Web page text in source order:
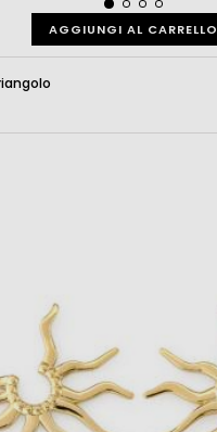
AGGIUNGI AL CARRELLO